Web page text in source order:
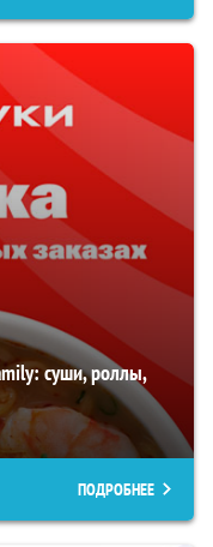
суши, роллы,
ПОДРОБНЕЕ